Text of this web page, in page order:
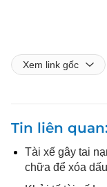
Xem link gốc
Tin liên quan
Tài xế gây tai
chữa để xóa